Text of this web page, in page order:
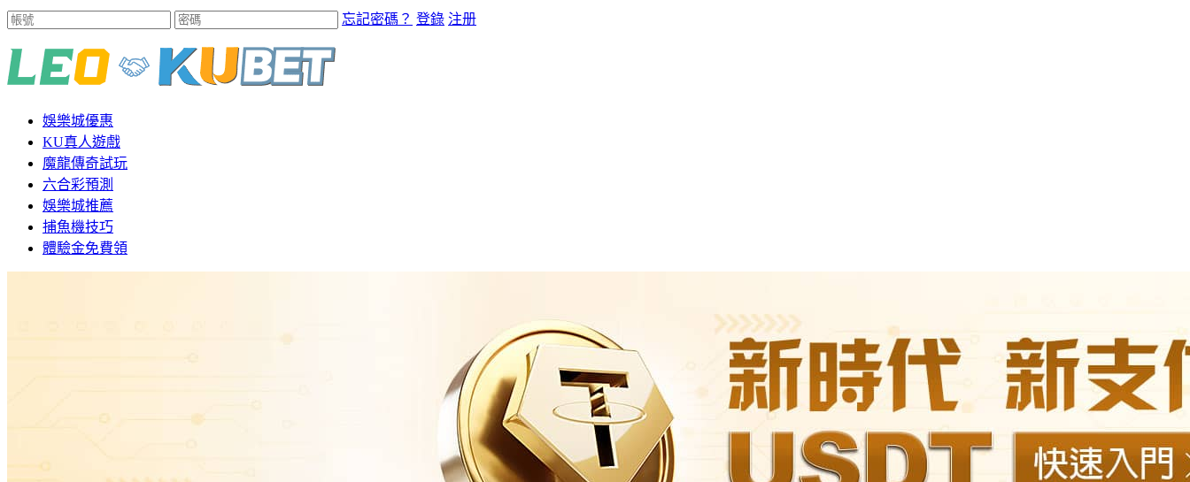
忘記密碼？ 登錄 注册
娛樂城優惠
KU真人遊戲
魔龍傳奇試玩
六合彩預測
娛樂城推薦
捕魚機技巧
體驗金免費領